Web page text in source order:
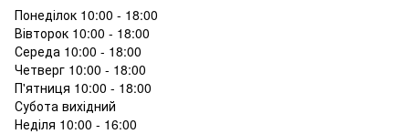
Понеділок 10:00 - 18:00
Вівторок 10:00 - 18:00
Середа 10:00 - 18:00
Четверг 10:00 - 18:00
П'ятниця 10:00 - 18:00
Субота вихідний
Неділя 10:00 - 16:00